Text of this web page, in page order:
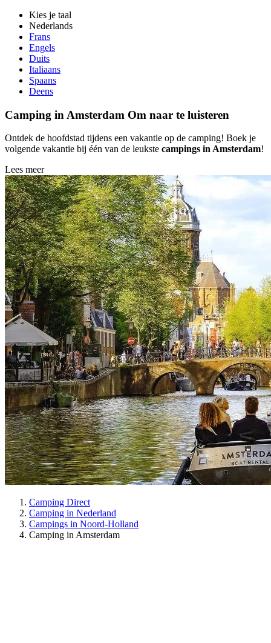
Kies je taal
Nederlands
Frans
Engels
Duits
Italiaans
Spaans
Deens
Camping in Amsterdam Om naar te luisteren
Ontdek de hoofdstad tijdens een vakantie op de camping! Boek je
volgende vakantie bij één van de leukste campings in Amsterdam!
Lees meer
Camping Direct
Camping in Nederland
Campings in Noord-Holland
Camping in Amsterdam